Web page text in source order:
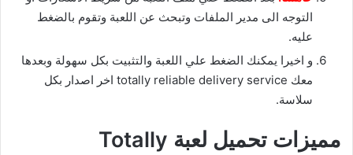
التوجه الى مدير الملفات وتبحث عن اللعبة وتقوم بالضغط
عليه.
و اخيرا يمكنك الضغط علي اللعبة والتثبيت بكل سهولة وبعدها
معك totally reliable delivery service اخر اصدار بكل
سلاسة.
مميزات تحميل لعبة Totally